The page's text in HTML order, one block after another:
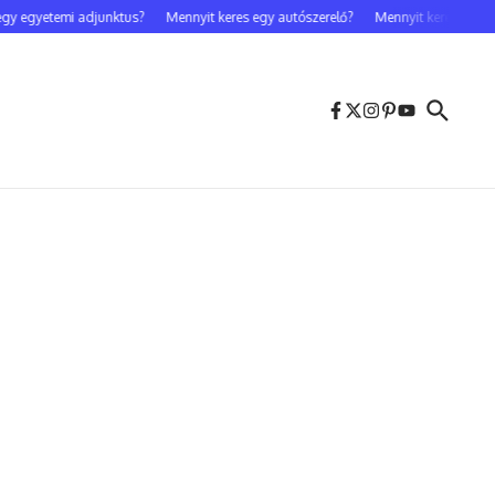
adjunktus? Mennyit keres egy autószerelő? Mennyit keres egy